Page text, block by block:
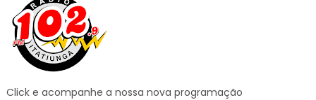
Click e acompanhe a nossa nova programação